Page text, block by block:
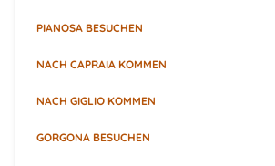
PIANOSA BESUCHEN
NACH CAPRAIA KOMMEN
NACH GIGLIO KOMMEN
GORGONA BESUCHEN